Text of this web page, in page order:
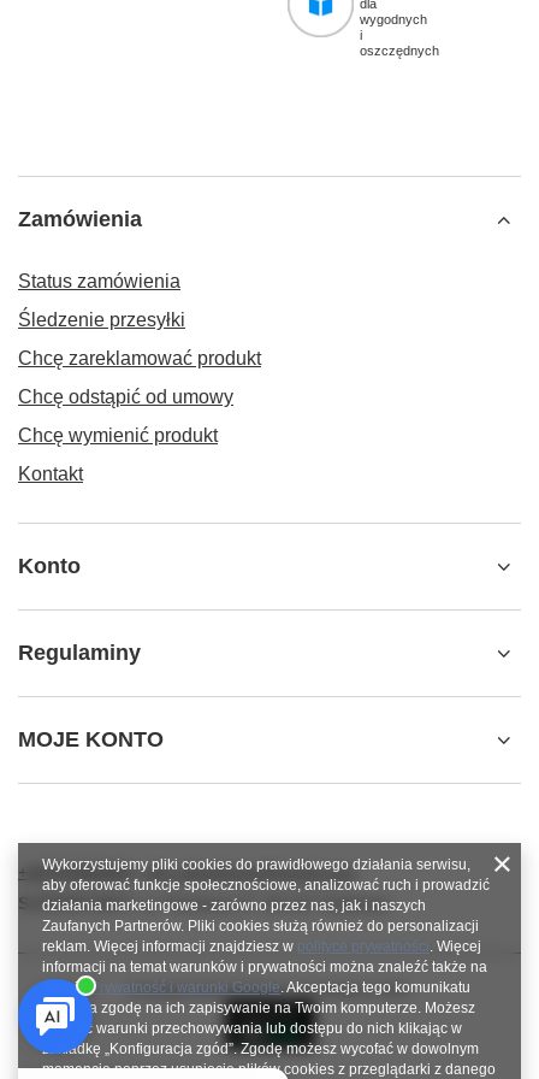
dla
wygodnych
i
oszczędnych
Zamówienia
Status zamówienia
Śledzenie przesyłki
Chcę zareklamować produkt
Chcę odstąpić od umowy
Chcę wymienić produkt
Kontakt
Konto
Regulaminy
MOJE KONTO
+48784966809
info.robotshops@gmail.com
SUPERROBOT,ul. Parkowa 27,64-117Gołanice
W sklepie prezentujemy ceny brutto (z VAT).
Wykorzystujemy pliki cookies do prawidłowego działania serwisu,
aby oferować funkcje społecznościowe, analizować ruch i prowadzić
działania marketingowe - zarówno przez nas, jak i naszych
Zaufanych Partnerów. Pliki cookies służą również do personalizacji
reklam. Więcej informacji znajdziesz w polityce prywatności. Więcej
informacji na temat warunków i prywatności można znaleźć także na
stronie Prywatność i warunki Google. Akceptacja tego komunikatu
oznacza zgodę na ich zapisywanie na Twoim komputerze. Możesz
określić warunki przechowywania lub dostępu do nich klikając w
zakładkę „Konfiguracja zgód”. Zgodę możesz wycofać w dowolnym
momencie poprzez usunięcie plików cookies z przeglądarki z danego